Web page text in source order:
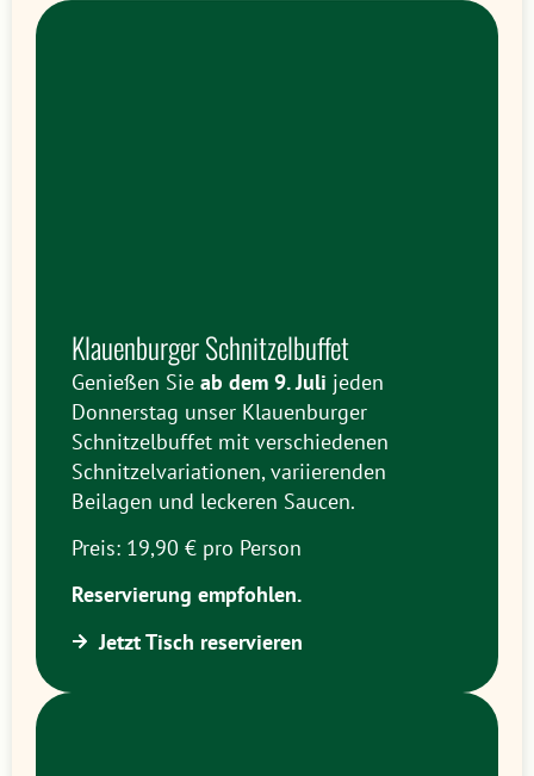
Klauenburger Schnitzelbuffet
Genießen Sie ab dem 9. Juli jeden
Donnerstag unser Klauenburger
Schnitzelbuffet mit verschiedenen
Schnitzelvariationen, variierenden
Beilagen und leckeren Saucen.
Preis: 19,90 € pro Person
Reservierung empfohlen.
Jetzt Tisch reservieren